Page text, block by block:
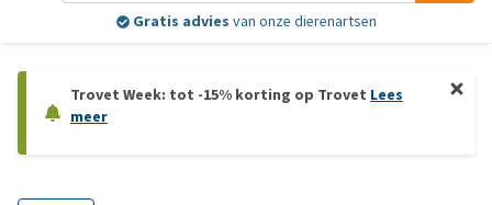
Gratis advies van onze dierenartsen
Trovet Week: tot -15% korting op Trovet Lees
meer